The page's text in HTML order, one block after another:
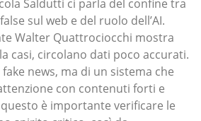
Saldutti ci parla del confine tra
sul web e del ruolo dell’AI.
Walter Quattrociocchi mostra
casi, circolano dati poco accurati.
news, ma di un sistema che
con contenuti forti e
è importante verificare le